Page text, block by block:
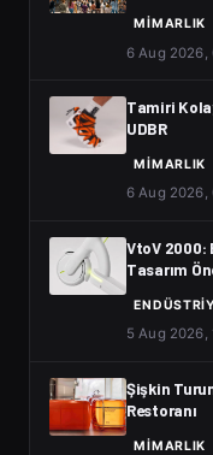
MIMARLIK
6 Aug 2026,
Tamiri
UDBR
MIMARLIK
6 Aug 2026,
VtoV 2000:
Tasarım
5 Aug 2026,
Şişkin
Restoranı
MIMARLIK